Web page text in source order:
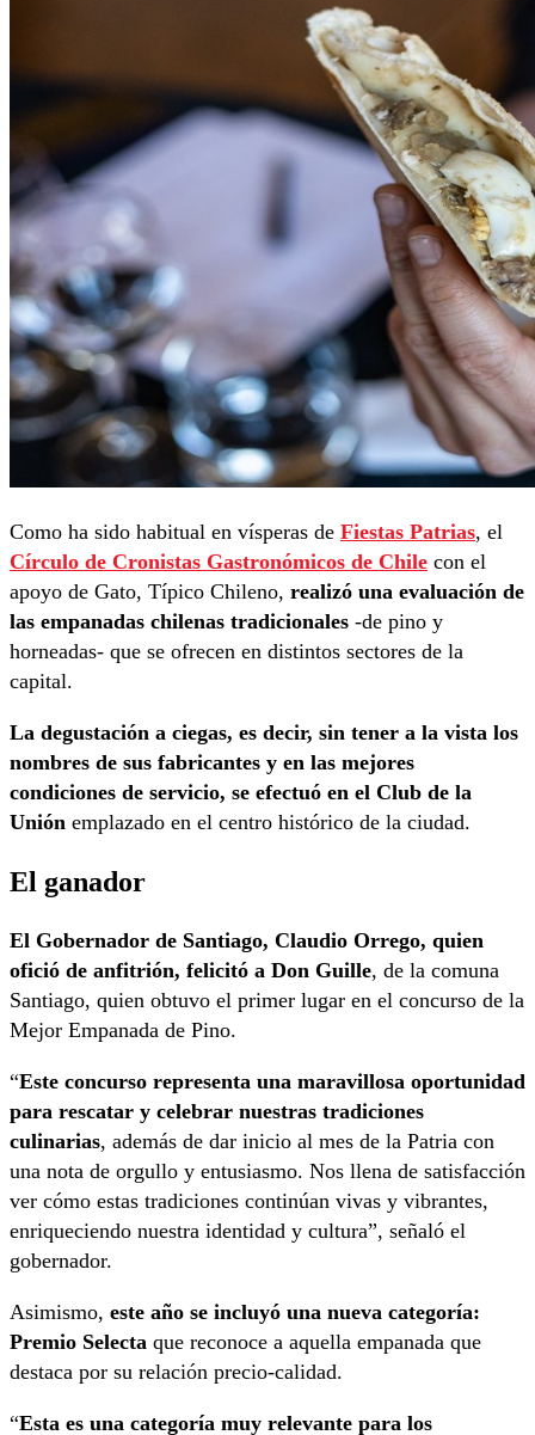
Como ha sido habitual en vísperas de Fiestas Patrias, el
Círculo de Cronistas Gastronómicos de Chile con el
apoyo de Gato, Típico Chileno, realizó una evaluación de
las empanadas chilenas tradicionales -de pino y
horneadas- que se ofrecen en distintos sectores de la
capital.
La degustación a ciegas, es decir, sin tener a la vista los
nombres de sus fabricantes y en las mejores
condiciones de servicio, se efectuó en el Club de la
Unión emplazado en el centro histórico de la ciudad.
El ganador
El Gobernador de Santiago, Claudio Orrego, quien
ofició de anfitrión, felicitó a Don Guille, de la comuna
Santiago, quien obtuvo el primer lugar en el concurso de la
Mejor Empanada de Pino.
“Este concurso representa una maravillosa oportunidad
para rescatar y celebrar nuestras tradiciones
culinarias, además de dar inicio al mes de la Patria con
una nota de orgullo y entusiasmo. Nos llena de satisfacción
ver cómo estas tradiciones continúan vivas y vibrantes,
enriqueciendo nuestra identidad y cultura”, señaló el
gobernador.
Asimismo, este año se incluyó una nueva categoría:
Premio Selecta que reconoce a aquella empanada que
destaca por su relación precio-calidad.
“Esta es una categoría muy relevante para los